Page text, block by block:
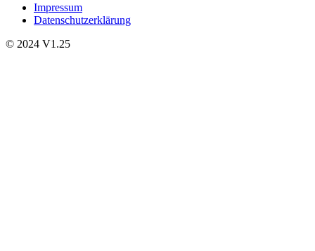
Impressum
Datenschutzerklärung
© 2024 V1.25